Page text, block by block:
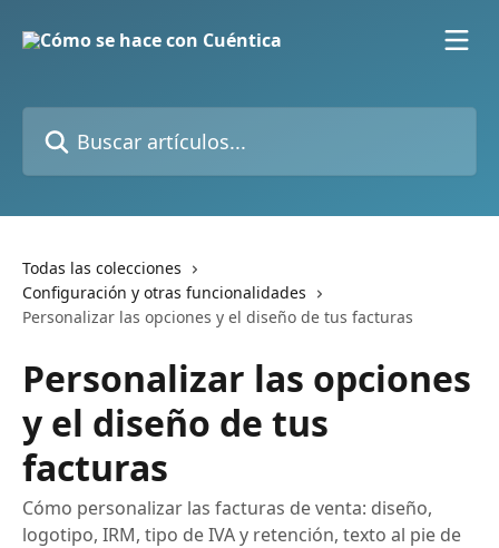
Todas las colecciones
Configuración y otras funcionalidades
Personalizar las opciones y el diseño de tus facturas
Personalizar las opciones
y el diseño de tus
facturas
Cómo personalizar las facturas de venta: diseño,
logotipo, IRM, tipo de IVA y retención, texto al pie de